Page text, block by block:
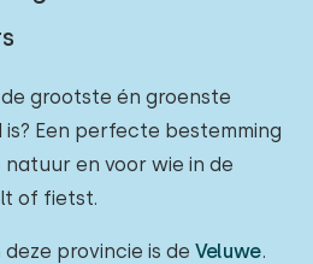
grootste én groenste
is? Een perfecte bestemming
en voor wie in de
of fietst.
provincie is de Veluwe.